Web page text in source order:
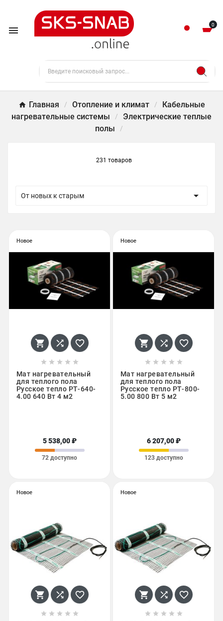
 0
Главная Отопление и климат
Кабельные
нагревательные системы
Электрические теплые
полы
231 товаров
От новых к старым 
Новое
  
    
Мат нагревательный
для теплого пола
Русское тепло РТ-640-
4.00 640 Вт 4 м2
5 538,00 ₽
72 доступно
Новое
  
    
Мат нагревательный
для теплого пола
Русское тепло РТ-800-
5.00 800 Вт 5 м2
6 207,00 ₽
123 доступно
Новое
  
    
Новое
  
    